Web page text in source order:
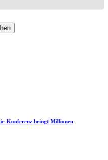
Konferenz bringt Millionen